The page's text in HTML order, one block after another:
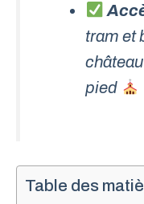
tram et
pied
Table des